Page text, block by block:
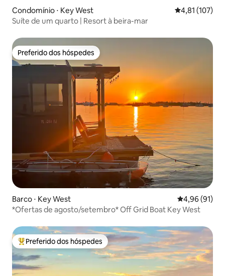
Condomínio ⋅ Key West 4,81 de uma
4,81 (107)
Suíte de um quarto | Resort à beira-mar
Preferido dos hóspedes
Preferido dos hóspedes
Barco ⋅ Key West 4,96 de uma
4,96 (91)
*Ofertas de agosto/setembro* Off Grid Boat Key West
Entre os melhores preferidos dos hóspedes
Preferido dos hóspedes